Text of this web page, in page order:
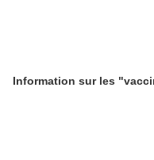
Information sur les